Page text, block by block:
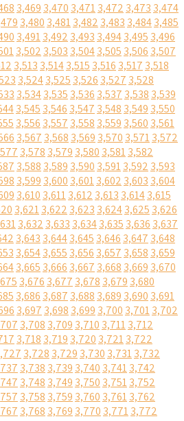
3,469 3,470 3,4713,472 3,473 3,474
3,480 3,4813,482 3,483 3,4843,485
3,4913,492 3,493 3,4943,495 3,496
3,502 3,503 3,5043,505 3,506 3,507
3,513 3,5143,515 3,516 3,517 3,518
3,5243,525 3,526 3,527 3,528
3,5343,535 3,536 3,537 3,538 3,539
3,545 3,546 3,547 3,548 3,549 3,550
3,556 3,557 3,558 3,559 3,560 3,561
3,567 3,568 3,569 3,570 3,5713,572
3,578 3,579 3,580 3,5813,582
3,588 3,589 3,590 3,5913,592 3,593
3,599 3,600 3,6013,602 3,603 3,604
3,610 3,6113,612 3,613 3,6143,615
3,6213,622 3,623 3,6243,625 3,626
3,632 3,633 3,6343,635 3,636 3,637
3,643 3,6443,645 3,646 3,647 3,648
3,6543,655 3,656 3,657 3,658 3,659
3,665 3,666 3,667 3,668 3,669 3,670
3,676 3,677 3,678 3,679 3,680
3,686 3,687 3,688 3,689 3,690 3,691
3,697 3,698 3,699 3,700 3,7013,702
3,708 3,709 3,710 3,7113,712
3,718 3,719 3,720 3,7213,722
3,728 3,729 3,730 3,7313,732
3,738 3,739 3,740 3,7413,742
3,748 3,749 3,750 3,7513,752
3,758 3,759 3,760 3,7613,762
3,768 3,769 3,770 3,7713,772